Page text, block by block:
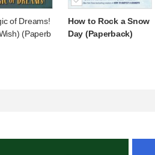
of Dreams!
(Paperb
How to Rock a Snow
Day (Paperback)